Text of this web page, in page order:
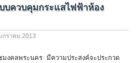
บควบคุมกระแสไฟฟ้าห้อง
กราคม 2013
มงคลพระนคร มีความประสงค์จะประกวด